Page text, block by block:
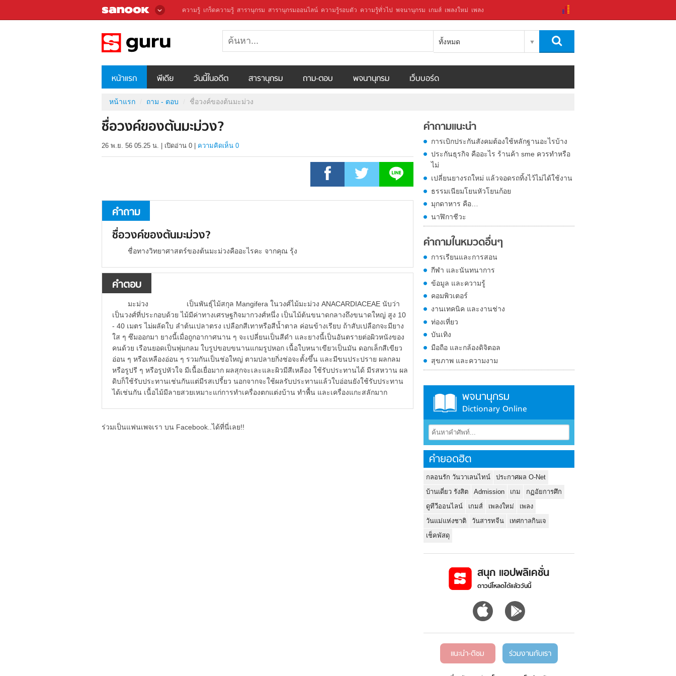
ความรู้ เกร็ดความรู้ สารานุกรม สารานุกรมออนไลน์ ความรู้รอบตัว ความรู้ทั่วไป พจนานุกรม เกมส์ เพลงใหม่ เพลง
ทั้งหมด
หน้าแรก พีเดีย วันนี้ในอดีต สารานุกรม ถาม-ตอบ พจนานุกรม เว็บบอร์ด
หน้าแรก ถาม - ตอบ ชื่อวงค์ของต้นมะม่วง
ชื่อวงค์ของต้นมะม่วง?
26 พ.ย. 56 05.25 น. เปิดอ่าน 0 ความคิดเห็น 0
คำถาม
ชื่อวงค์ของต้นมะม่วง?
ชื่อทางวิทยาศาสตร์ของต้นมะม่วงคืออะไรคะ จากคุณ รุ้ง
คำตอบ
มะม่วง เป็นพันธุ์ไม้สกุล Mangifera ในวงศ์ไม้มะม่วง ANACARDIACEAE นับว่า
เป็นวงศ์ที่ประกอบด้วย ไม้มีค่าทางเศรษฐกิจมากวงศ์หนึ่ง เป็นไม้ต้นขนาดกลางถึงขนาดใหญ่ สูง 10
- 40 เมตร ไม่ผลัดใบ ลำต้นเปลาตรง เปลือกสีเทาหรือสีน้ำตาล ค่อนข้างเรียบ ถ้าสับเปลือกจะมียาง
ใส ๆ ซึมออกมา ยางนี้เมื่อถูกอากาศนาน ๆ จะเปลี่ยนเป็นสีดำ และยางนี้เป็นอันตรายต่อผิวหนังของ
คนด้วย เรือนยอดเป็นพุ่มกลม ใบรูปขอบขนานแกมรูปหอก เนื้อใบหนาเขียวเป็นมัน ดอกเล็กสีเขียว
อ่อน ๆ หรือเหลืองอ่อน ๆ รวมกันเป็นช่อใหญ่ ตามปลายกิ่งช่อจะตั้งขึ้น และมีขนประปราย ผลกลม
หรือรูปรี ๆ หรือรูปหัวใจ มีเนื้อเยื่อมาก ผลสุกจะเละและผิวมีสีเหลือง ใช้รับประทานได้ มีรสหวาน ผล
ดิบก็ใช้รับประทานเช่นกันแต่มีรสเปรี้ยว นอกจากจะใช้ผลรับประทานแล้วใบอ่อนยังใช้รับประทาน
ได้เช่นกัน เนื้อไม้มีลายสวยเหมาะแก่การทำเครื่องตกแต่งบ้าน ทำพื้น และเครื่องแกะสลักมาก
ร่วมเป็นแฟนเพจเรา บน Facebook..ได้ที่นี่เลย!!
คำถามแนะนำ
การเบิกประกันสังคมต้องใช้หลักฐานอะไรบ้าง
ประกันธุรกิจ คืออะไร ร้านค้า sme ควรทำหรือ
ไม่
เปลี่ยนยางรถใหม่ แล้วจอดรถทิ้งไว้ไม่ได้ใช้งาน
ธรรมเนียมโยนหัวโยนก้อย
มุกดาหาร คือ…
นาฬิกาชีวะ
คำถามในหมวดอื่นๆ
การเรียนและการสอน
กีฬา และนันทนาการ
ข้อมูล และความรู้
คอมพิวเตอร์
งานเทคนิค และงานช่าง
ท่องเที่ยว
บันเทิง
มือถือ และกล้องดิจิตอล
สุขภาพ และความงาม
พจนานุกรม
Dictionary Online
คำยอดฮิต
กลอนรัก วันวาเลนไทน์
ประกาศผล O-Net
บ้านเดี่ยว รังสิต
Admission เกม
กฏอัยการศึก
ดูทีวีออนไลน์
เกมส์ เพลงใหม่
เพลง
วันแม่แห่งชาติ
วันสารทจีน
เทศกาลกินเจ
เช็คพัสดุ
สนุก แอปพลิเคชั่น
ดาวน์โหลดได้แล้ววันนี้
แนะนำ-ติชม ร่วมงานกับเรา